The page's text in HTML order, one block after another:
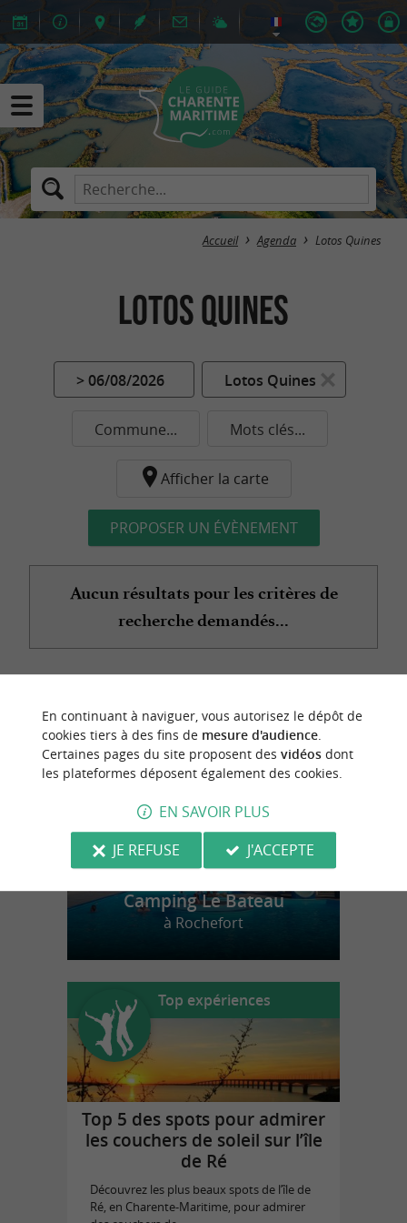
Accueil Agenda Lotos Quines
Lotos Quines
> 06/08/2026 Lotos Quines
Commune... Mots clés...
Afficher la carte
PROPOSER UN ÉVÈNEMENT
Aucun résultats pour les critères de
recherche demandés...
n
o
t
r
e
c
o
u
p
d
e
c
o
e
u
r
Camping Le Bateau
à Rochefort
Top expériences
Top 5 des spots pour admirer
les couchers de soleil sur l’île
de Ré
Découvrez les plus beaux spots de l’île de
Ré, en Charente-Maritime, pour admirer
En continuant à naviguer, vous autorisez le dépôt de
cookies tiers à des fins de mesure d'audience.
Certaines pages du site proposent des vidéosdont
les plateformes déposent également des cookies.
EN SAVOIR PLUS
JE REFUSE
J'ACCEPTE